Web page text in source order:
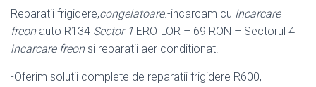
Reparatii frigidere,congelatoare.-incarcam cu Incarcare
freonauto R134 Sector 1 EROILOR – 69 RON – Sectorul 4
incarcare freonsi reparatii aer conditionat.
-Oferim solutii complete de reparatii frigidere R600,